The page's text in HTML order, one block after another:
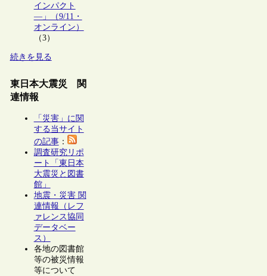
インパクト
―」（9/11・
オンライン）
（3）
続きを見る
東日本大震災 関
連情報
「災害」に関
する当サイト
の記事：
調査研究リポ
ート「東日本
大震災と図書
館」
地震・災害 関
連情報（レフ
ァレンス協同
データベー
ス）
各地の図書館
等の被災情報
等について